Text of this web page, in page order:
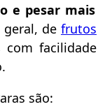
e pesar mais
geral, defrutos
com facilidade
são: